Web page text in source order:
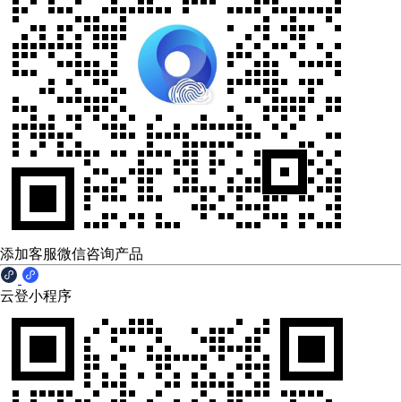
添加客服微信咨询产品
云登小程序